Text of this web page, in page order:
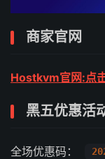
商家官网
Hostkvm官网:点
黑五优惠活
全场优惠码：